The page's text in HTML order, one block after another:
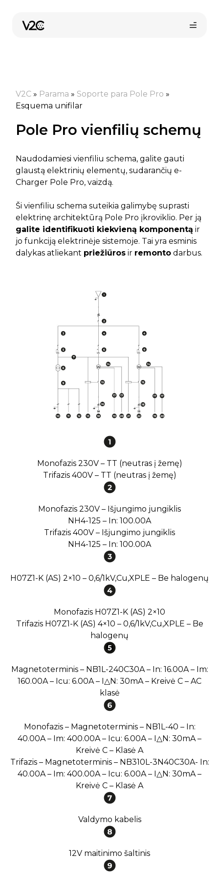
turinio
Pirkti internetu
V2C » Parama » Soporte para Pole Pro »
Esquema unifilar
Pole Pro vienfilių schemų
Naudodamiesi vienfiliu schema, galite gauti
glaustą elektrinių elementų, sudarančių e-
Charger Pole Pro, vaizdą.
Ši vienfiliu schema suteikia galimybę suprasti
elektrinę architektūrą Pole Pro įkroviklio. Per ją
galite identifikuoti kiekvieną komponentą ir
jo funkciją elektrinėje sistemoje. Tai yra esminis
dalykas atliekant priežiūros ir remonto darbus.
Monofazis 230V – TT (neutras į žemę)
Trifazis 400V – TT (neutras į žemę)
Monofazis 230V – Išjungimo jungiklis
NH4-125 – In: 100.00A
Trifazis 400V – Išjungimo jungiklis
NH4-125 – In: 100.00A
H07Z1-K (AS) 2×10 – 0,6/1kV,Cu,XPLE – Be halogenų
Monofazis H07Z1-K (AS) 2×10
Trifazis H07Z1-K (AS) 4×10 – 0,6/1kV,Cu,XPLE – Be
halogenų
Magnetoterminis – NB1L-240C30A – In: 16.00A – Im:
160.00A – Icu: 6.00A – I△N: 30mA – Kreivė C – AC
klasė
Monofazis – Magnetoterminis – NB1L-40 – In:
40.00A – Im: 400.00A – Icu: 6.00A – I△N: 30mA –
Kreivė C – Klasė A
Trifazis – Magnetoterminis – NB310L-3N40C30A- In:
40.00A – Im: 400.00A – Icu: 6.00A – I△N: 30mA –
Kreivė C – Klasė A
Valdymo kabelis
12V maitinimo šaltinis